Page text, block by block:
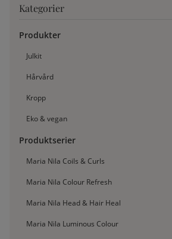
Kategorier
Produkter
Julkit
Hårvård
Kropp
Eko & vegan
Produktserier
Maria Nila Coils & Curls
Maria Nila Colour Refresh
Maria Nila Head & Hair Heal
Maria Nila Luminous Colour